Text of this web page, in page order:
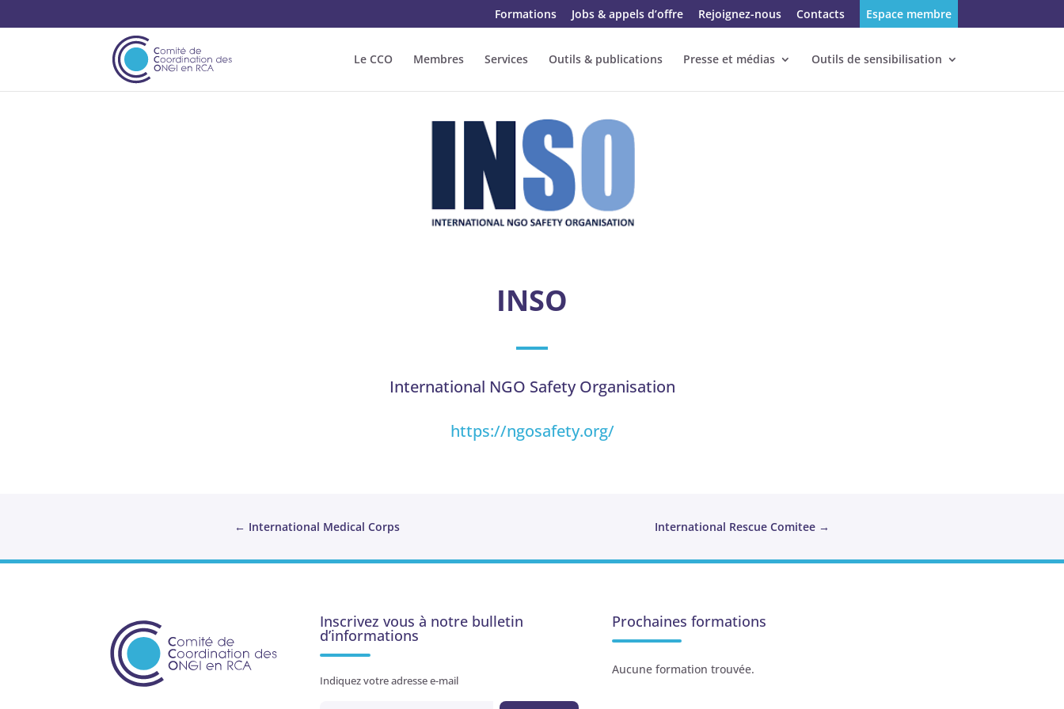
Formations Jobs & appels d’offre Rejoignez-nous Contacts Espace membre
Le CCO Membres Services Outils & publications Presse et médias Outils de sensibilisation
INSO
International NGO Safety Organisation
https://ngosafety.org/
← International Medical Corps International Rescue Comitee →
Inscrivez vous à notre bulletin
d’informations
Indiquez votre adresse e-mail
Prochaines formations
Aucune formation trouvée.